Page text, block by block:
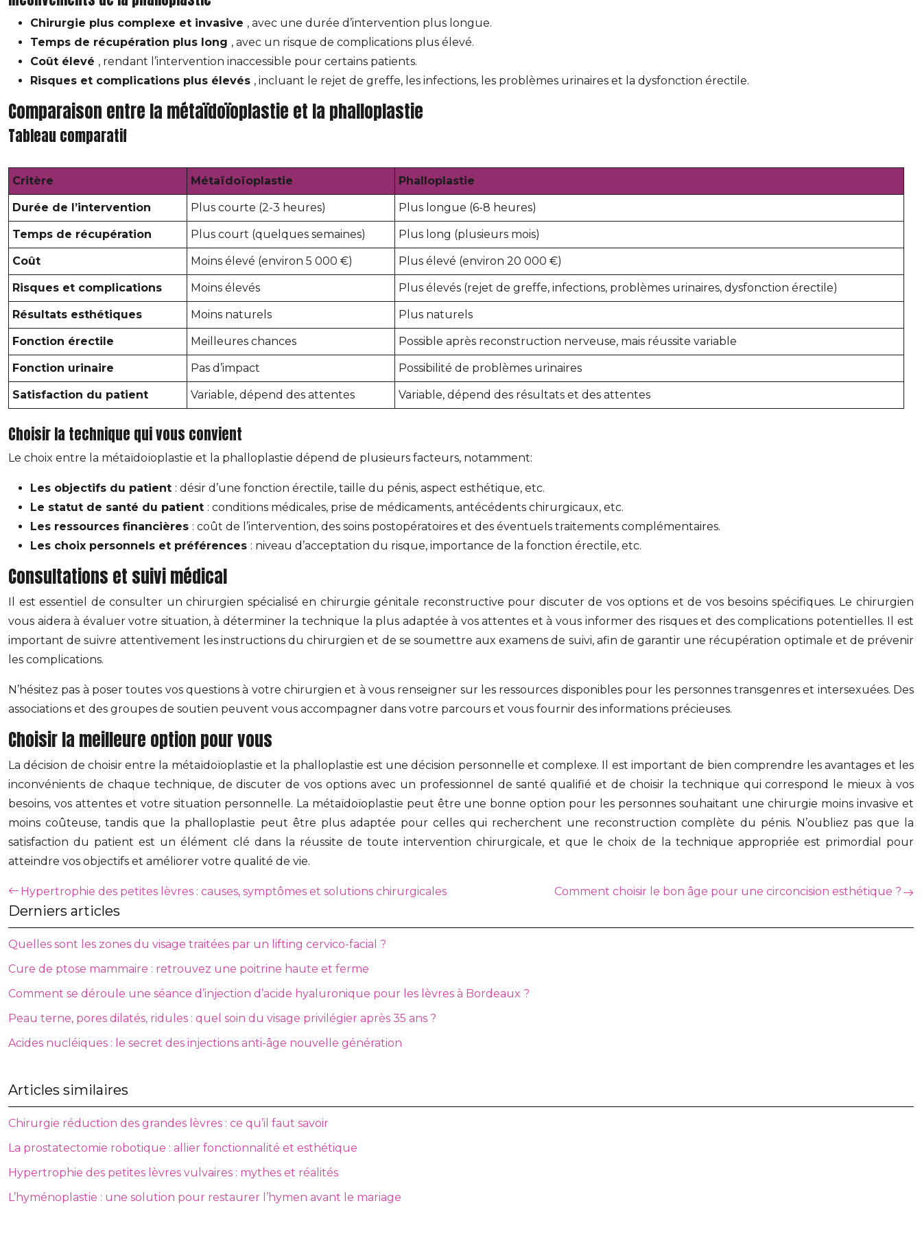
Chirurgie plus complexe et invasive , avec une durée d’intervention plus longue.
Temps de récupération plus long , avec un risque de complications plus élevé.
Coût élevé , rendant l’intervention inaccessible pour certains patients.
Risques et complications plus élevés , incluant le rejet de greffe, les infections, les problèmes urinaires et la dysfonction érectile.
Comparaison entre la métaïdoïoplastie et la phalloplastie
Tableau comparatif
Critère Métaïdoïoplastie Phalloplastie
Durée de l’intervention Plus courte (2-3 heures) Plus longue (6-8 heures)
Temps de récupération Plus court (quelques semaines) Plus long (plusieurs mois)
Coût Moins élevé (environ 5 000 €) Plus élevé (environ 20 000 €)
Risques et complications Moins élevés Plus élevés (rejet de greffe, infections, problèmes urinaires, dysfonction érectile)
Résultats esthétiques Moins naturels Plus naturels
Fonction érectile Meilleures chances Possible après reconstruction nerveuse, mais réussite variable
Fonction urinaire Pas d’impact Possibilité de problèmes urinaires
Satisfaction du patient Variable, dépend des attentes Variable, dépend des résultats et des attentes
Choisir la technique qui vous convient
Le choix entre la métaïdoïoplastie et la phalloplastie dépend de plusieurs facteurs, notamment:
Les objectifs du patient : désir d’une fonction érectile, taille du pénis, aspect esthétique, etc.
Le statut de santé du patient : conditions médicales, prise de médicaments, antécédents chirurgicaux, etc.
Les ressources financières : coût de l’intervention, des soins postopératoires et des éventuels traitements complémentaires.
Les choix personnels et préférences : niveau d’acceptation du risque, importance de la fonction érectile, etc.
Consultations et suivi médical
Il est essentiel de consulter un chirurgien spécialisé en chirurgie génitale reconstructive pour discuter de vos options et de vos besoins spécifiques. Le chirurgien
vous aidera à évaluer votre situation, à déterminer la technique la plus adaptée à vos attentes et à vous informer des risques et des complications potentielles. Il est
important de suivre attentivement les instructions du chirurgien et de se soumettre aux examens de suivi, afin de garantir une récupération optimale et de prévenir
les complications.
N’hésitez pas à poser toutes vos questions à votre chirurgien et à vous renseigner sur les ressources disponibles pour les personnes transgenres et intersexuées. Des
associations et des groupes de soutien peuvent vous accompagner dans votre parcours et vous fournir des informations précieuses.
Choisir la meilleure option pour vous
La décision de choisir entre la métaïdoïoplastie et la phalloplastie est une décision personnelle et complexe. Il est important de bien comprendre les avantages et les
inconvénients de chaque technique, de discuter de vos options avec un professionnel de santé qualifié et de choisir la technique qui correspond le mieux à vos
besoins, vos attentes et votre situation personnelle. La métaïdoïoplastie peut être une bonne option pour les personnes souhaitant une chirurgie moins invasive et
moins coûteuse, tandis que la phalloplastie peut être plus adaptée pour celles qui recherchent une reconstruction complète du pénis. N’oubliez pas que la
satisfaction du patient est un élément clé dans la réussite de toute intervention chirurgicale, et que le choix de la technique appropriée est primordial pour
atteindre vos objectifs et améliorer votre qualité de vie.
Hypertrophie des petites lèvres : causes, symptômes et solutions chirurgicales Comment choisir le bon âge pour une circoncision esthétique ?
Derniers articles
Quelles sont les zones du visage traitées par un lifting cervico-facial ?
Cure de ptose mammaire : retrouvez une poitrine haute et ferme
Comment se déroule une séance d’injection d’acide hyaluronique pour les lèvres à Bordeaux ?
Peau terne, pores dilatés, ridules : quel soin du visage privilégier après 35 ans ?
Acides nucléiques : le secret des injections anti-âge nouvelle génération
Articles similaires
Chirurgie réduction des grandes lèvres : ce qu’il faut savoir
La prostatectomie robotique : allier fonctionnalité et esthétique
Hypertrophie des petites lèvres vulvaires : mythes et réalités
L’hyménoplastie : une solution pour restaurer l’hymen avant le mariage